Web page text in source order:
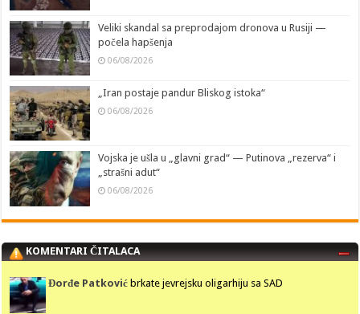
Veliki skandal sa preprodajom dronova u Rusiji —
počela hapšenja
06/08/2026
„Iran postaje pandur Bliskog istoka“
06/08/2026
Vojska je ušla u „glavni grad“ — Putinova „rezerva“ i
„strašni adut“
06/08/2026
KOMENTARI ČITALACA
Đorđe Patković brkate jevrejsku oligarhiju sa SAD